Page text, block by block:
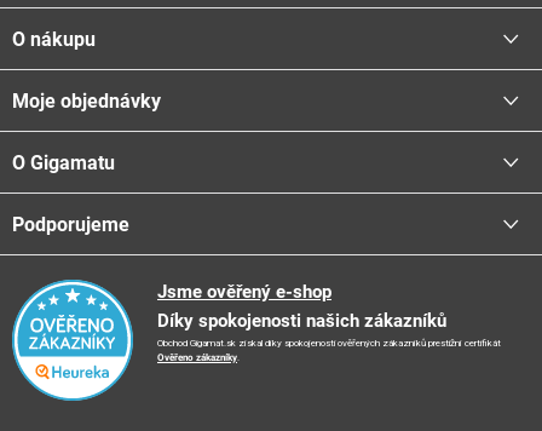
á
p
a
O nákupu
Proč nakupovat u nás
Platba - možnosti
Centrála a odběrná místa
Reklamační řád
Vrácení zboží a reklamace
Doporučení při nákupu
Ochrana osobních údajů
Moje objednávky
Přihlásit
O Gigamatu
📞Kontakty
📺TV reklama
📝Blog
🤝 Partneři
Podporujeme
Podporujeme
🏨FN Bulovka
🏨Nemocnice Homolka
Jsme ověřený e-shop
Díky spokojenosti našich zákazníků
Obchod Gigamat.sk získal díky spokojenosti ověřených zákazníků prestižní certifikát
Ověřeno zákazníky.